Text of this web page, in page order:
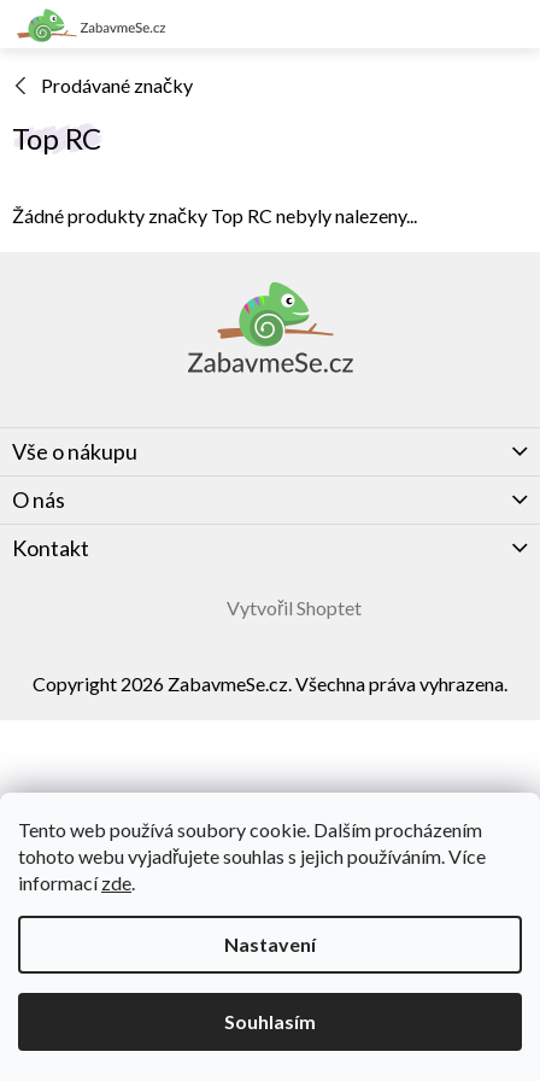
Tento web používá soubory cookie. Dalším procházením
tohoto webu vyjadřujete souhlas s jejich používáním. Více
informacízde.
Nastavení
Souhlasím
Přejít
na
Prodávané značky
Top RC
Žádné produkty značky Top RC nebyly nalezeny...
Vše o nákupu
O nás
Kontakt
Vytvořil Shoptet
Copyright 2026 ZabavmeSe.cz. Všechna práva vyhrazena.